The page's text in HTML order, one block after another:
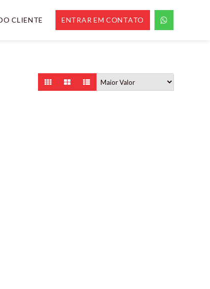
ENTRAR EM CONTATO
CLIENTE